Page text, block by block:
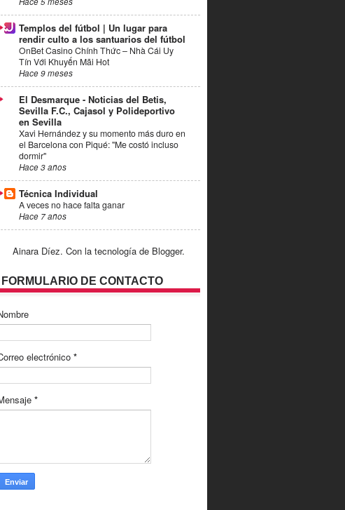
Templos del fútbol | Un lugar para
rendir culto a los santuarios del fútbol
OnBet Casino Chính Thức – Nhà Cái Uy
Tín Với Khuyến Mãi Hot
Hace 9 meses
El Desmarque - Noticias del Betis,
Sevilla F.C., Cajasol y Polideportivo
en Sevilla
Xavi Hernández y su momento más duro en
el Barcelona con Piqué: "Me costó incluso
dormir"
Hace 3 años
Técnica Individual
A veces no hace falta ganar
Hace 7 años
Ainara Díez. Con la tecnología de Blogger.
FORMULARIO DE CONTACTO
electrónico *
*